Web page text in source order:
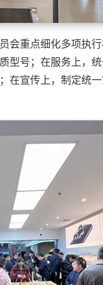
会重点细化多项执
型号；在服务上，
在宣传上，制定统